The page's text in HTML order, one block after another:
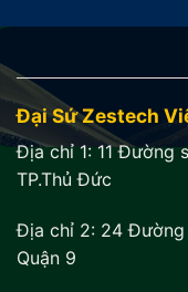
Đại Sứ Zestech
Địa chỉ 1: 11 Đường
TP.Thủ Đức
Địa chỉ 2: 24 Đường
Quận 9